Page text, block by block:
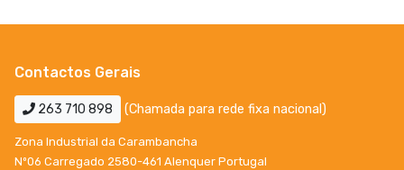
Contactos Gerais
263 710 898 (Chamada para rede fixa nacional)
Zona Industrial da Carambancha
Nº06 Carregado 2580-461 Alenquer Portugal